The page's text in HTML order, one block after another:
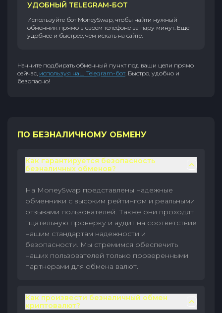
УДОБНЫЙ TELEGRAM-БОТ
Используйте бот MoneySwap, чтобы найти нужный
обменник прямо в своем телефоне за пару минут. Еще
удобнее и быстрее, чем искать на сайте.
Начните подбирать обменный пункт под ваши цели прямо
сейчас, используя наш Telegram-бот. Быстро, удобно и
безопасно!
ПО БЕЗНАЛИЧНОМУ ОБМЕНУ
Как гарантируется безопасность
безналичных обменов?
На MoneySwap представлены надежные
обменники с высоким рейтингом и реальными
отзывами пользователей. Также они проходят
тщательную проверку и аудит на соответствие
нашим стандартам надежности и
безопасности. Мы стремимся обеспечить
наших пользователей только проверенными
партнерами для обмена валют.
Как произвести безналичный обмен
криптовалют?